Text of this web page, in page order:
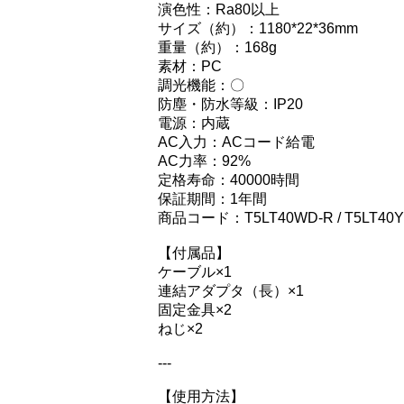
演色性：Ra80以上
サイズ（約）：1180*22*36mm
重量（約）：168g
素材：PC
調光機能：〇
防塵・防水等級：IP20
電源：内蔵
AC入力：ACコード給電
AC力率：92%
定格寿命：40000時間
保証期間：1年間
商品コード：T5LT40WD-R /
【付属品】
ケーブル×1
連結アダプタ（長）×1
固定金具×2
ねじ×2
---
【使用方法】